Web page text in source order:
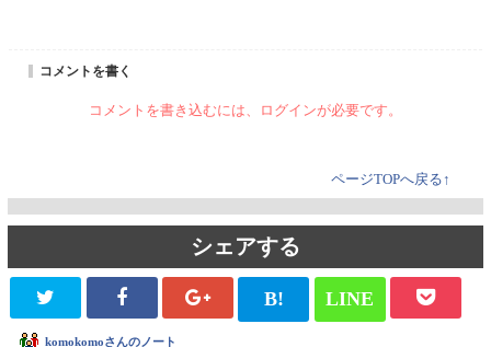
コメントを書く
コメントを書き込むには、ログインが必要です。
ページTOPへ戻る↑
シェアする
B! LINE
komokomoさんのノート